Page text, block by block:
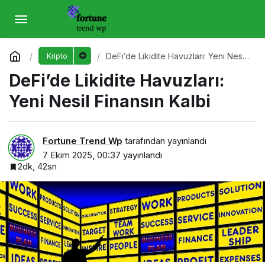
Kripto
DeFi’de Likidite Havuzları: Yeni Nesil
DeFi’de Likidite Havuzları:
Yeni Nesil Finansın Kalbi
Fortune Trend Wp tarafından yayınlandı
7 Ekim 2025, 00:37 yayınlandı
2dk, 42sn
DeFi’de Likidite Havuzları: Yeni Nesil
Finansın Kalbi
Yorum Yap